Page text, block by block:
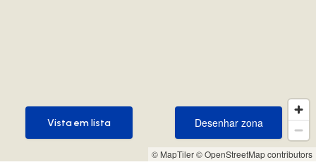
© MapTiler© OpenStreetMap contributors
Desenhar zona
Desenhar zona
Vista em lista
Vista em lista